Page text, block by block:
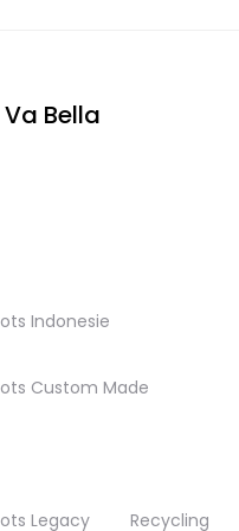
Bella
Indonesie
Custom Made
Legacy Recycling